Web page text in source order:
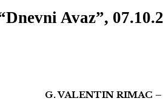
Avaz”,
G. VALENTIN RIMAC